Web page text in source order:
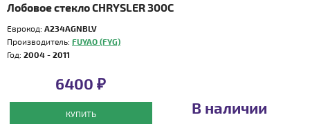
Лобовое стекло CHRYSLER 300C
Еврокод: A234AGNBLV
Производитель: FUYAO (FYG)
Год: 2004 - 2011
6400 ₽
КУПИТЬ В наличии